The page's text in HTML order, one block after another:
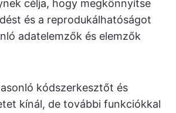
célja, hogy megkönnyítse
és a reprodukálhatóságot
adatelemzők és elemzők
kódszerkesztőt és
kínál, de további funkciókkal